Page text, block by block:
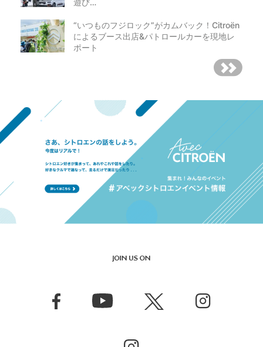
“いつものフジロック”がカムバック！Citroën
によるブース出店&パトロールカーを現地レ
ポート